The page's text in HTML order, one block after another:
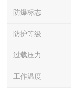
防爆标志
防护等级
过载压力
工作温度